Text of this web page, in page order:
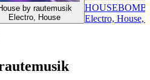
by rautemusik
Electro, House
Electro, House,